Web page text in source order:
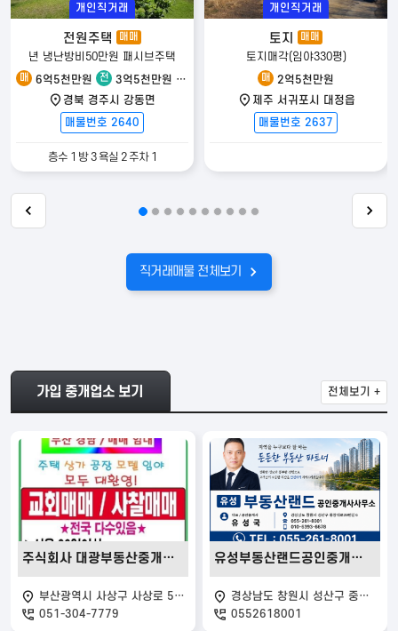
개인직거래
전원주택 매매
년 냉난방비50만원 패시브주택
매 6억5천만원 전 3억5천만원
백만원
경북 경주시 강동면
매물번호 2640
층수 1 방 3 욕실 2 주차 1
개인직거래
토지 매매
토지매각(임야330평)
매
2억5천만원
제주 서귀포시 대정읍
매물번호 2637
직거래매물 전체보기
가입 중개업소 보기 전체보기 +
주식회사 대광부동산중개법인
부산광역시 사상구 사상로 523
051-304-7779
유성부동산랜드공인중개사사무소
경상남도 창원시 성산구 중앙대로39번길 6
0552618001